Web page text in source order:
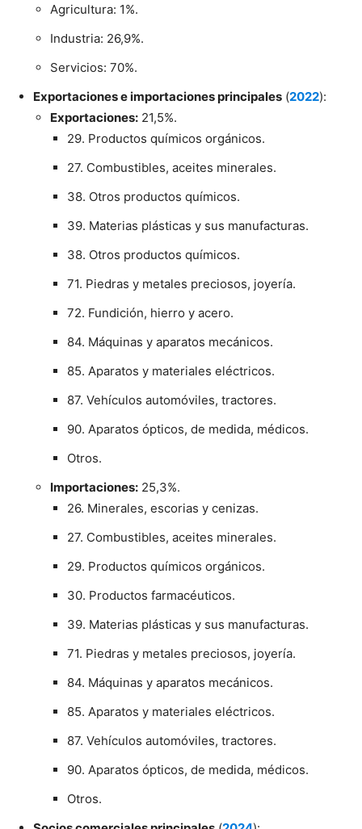
Agricultura: 1%.
Industria: 26,9%.
Servicios: 70%.
Exportaciones e importaciones principales (2022):
Exportaciones: 21,5%.
29. Productos químicos orgánicos.
27. Combustibles, aceites minerales.
38. Otros productos químicos.
39. Materias plásticas y sus manufacturas.
38. Otros productos químicos.
71. Piedras y metales preciosos, joyería.
72. Fundición, hierro y acero.
84. Máquinas y aparatos mecánicos.
85. Aparatos y materiales eléctricos.
87. Vehículos automóviles, tractores.
90. Aparatos ópticos, de medida, médicos.
Otros.
Importaciones: 25,3%.
26. Minerales, escorias y cenizas.
27. Combustibles, aceites minerales.
29. Productos químicos orgánicos.
30. Productos farmacéuticos.
39. Materias plásticas y sus manufacturas.
71. Piedras y metales preciosos, joyería.
84. Máquinas y aparatos mecánicos.
85. Aparatos y materiales eléctricos.
87. Vehículos automóviles, tractores.
90. Aparatos ópticos, de medida, médicos.
Otros.